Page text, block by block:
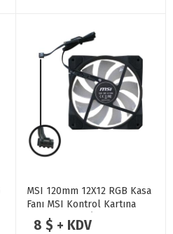
MSI 120mm 12X12 RGB Kasa
Fanı MSI Kontrol Kartına
Sahip Kasalar İçindir
8 $ + KDV